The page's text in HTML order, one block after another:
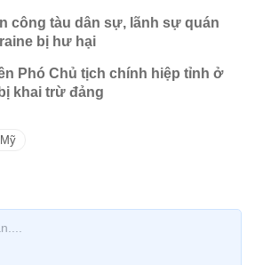
công tàu dân sự, lãnh sự quán
bị hư hại
Phó Chủ tịch chính hiệp tỉnh ở
khai trừ đảng
Mỹ